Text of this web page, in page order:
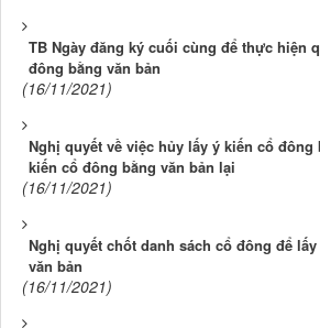
TB Ngày đăng ký cuối cùng để thực hiện
đông bằng văn bản
(16/11/2021)
Nghị quyết về việc hủy lấy ý kiến cổ đông
kiến cổ đông bằng văn bản lại
(16/11/2021)
Nghị quyết chốt danh sách cổ đông để
văn bản
(16/11/2021)